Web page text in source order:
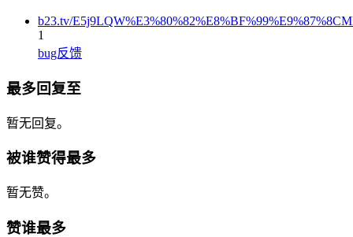
b23.tv/
1
bug反馈
最多回复至
暂无回复。
被谁赞得最多
暂无赞。
赞谁最多